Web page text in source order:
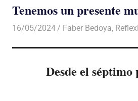
Tenemos un presente
16/05/2024 De todo un Poco
Faber Bedoya,
Desde el